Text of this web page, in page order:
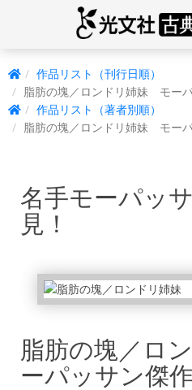
作品リスト（刊行日順）
脂肪の塊／ロンドリ姉妹 モー
作品リスト（著者別順）
脂肪の塊／ロンドリ姉妹 モー
名手モーパッ
見！
脂肪の塊／ロ
ーパッサン傑